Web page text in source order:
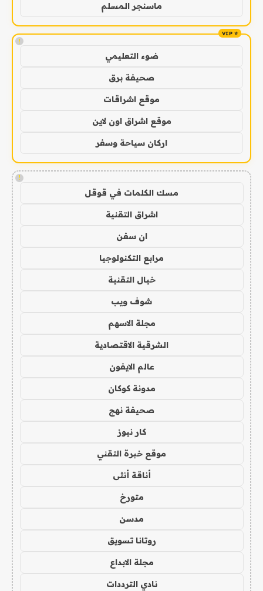
ماسنجر المسلم
!
ضوء التعليمي
صحيفة برق
موقع اشراقات
موقع اشراق اون لاين
اركان سياحة وسفر
!
مسك الكلمات في قوقل
اشراق التقنية
ان سفن
مرابع التكنولوجيا
خيال التقنية
شوف ويب
مجلة الاسهم
الشرقية الاقتصادية
عالم الايفون
مدونة كوكان
صحيفة نهج
كار نيوز
موقع خبرة التقني
أناقة أنثى
متورخ
مدسن
روتانا تسويق
مجلة الابداع
نادي الترددات